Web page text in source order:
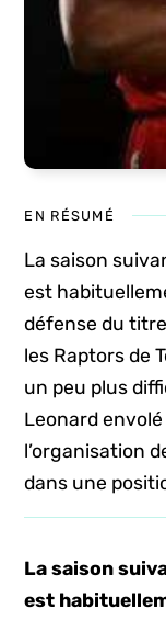
EN RÉSUMÉ
La saison
est
défense du
les Raptors de
un peu plus
Leonard
l’organisation
dans une
La saison
est